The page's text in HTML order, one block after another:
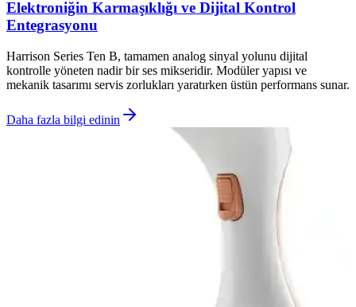
Elektroniğin Karmaşıklığı ve Dijital Kontrol
Entegrasyonu
Harrison Series Ten B, tamamen analog sinyal yolunu dijital
kontrolle yöneten nadir bir ses mikseridir. Modüler yapısı ve
mekanik tasarımı servis zorlukları yaratırken üstün performans sunar.
Daha fazla bilgi edinin